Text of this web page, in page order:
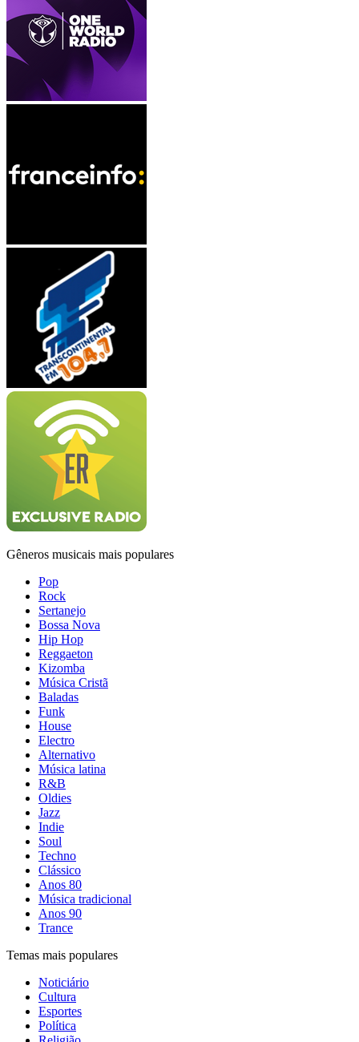
Gêneros musicais mais populares
Pop
Rock
Sertanejo
Bossa Nova
Hip Hop
Reggaeton
Kizomba
Música Cristã
Baladas
Funk
House
Electro
Alternativo
Música latina
R&B
Oldies
Jazz
Indie
Soul
Techno
Clássico
Anos 80
Música tradicional
Anos 90
Trance
Temas mais populares
Noticiário
Cultura
Esportes
Política